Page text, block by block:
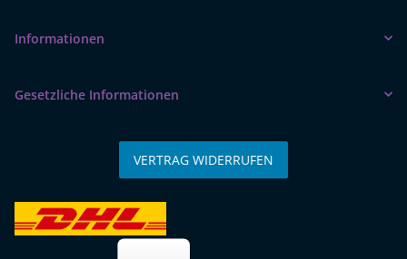
Informationen
Gesetzliche Informationen
VERTRAG WIDERRUFEN